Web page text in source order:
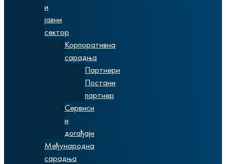
и
јавни
сектор
Корпоративна
сарадња
Партнери
Постани
партнер
Сервиси
и
догађаји
Међународна
сарадња